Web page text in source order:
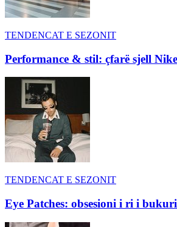
TENDENCAT E SEZONIT
Performance & stil: çfarë sjell Nike
TENDENCAT E SEZONIT
Eye Patches: obsesioni i ri i